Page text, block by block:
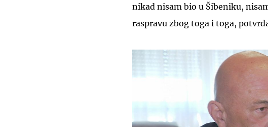
nikad nisam bio u Šibeniku,
raspravu zbog toga i toga,